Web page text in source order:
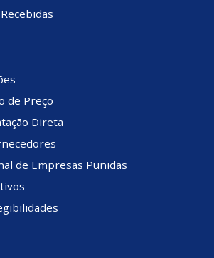
de Preço
Direta
de Empresas Punidas